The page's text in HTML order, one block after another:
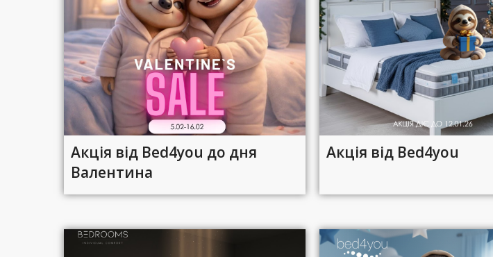
Акція від Bed4you до дня
Валентина
Акція від Bed4you